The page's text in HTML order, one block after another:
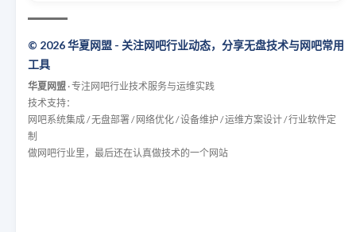
© 2026 华夏网盟 - 关注网吧行业动态，分享无盘技术与网吧常用
工具
华夏网盟 · 专注网吧行业技术服务与运维实践
技术支持：
网吧系统集成 / 无盘部署 / 网络优化 / 设备维护 / 运维方案设计 / 行业软件定
制
做网吧行业里，最后还在认真做技术的一个网站